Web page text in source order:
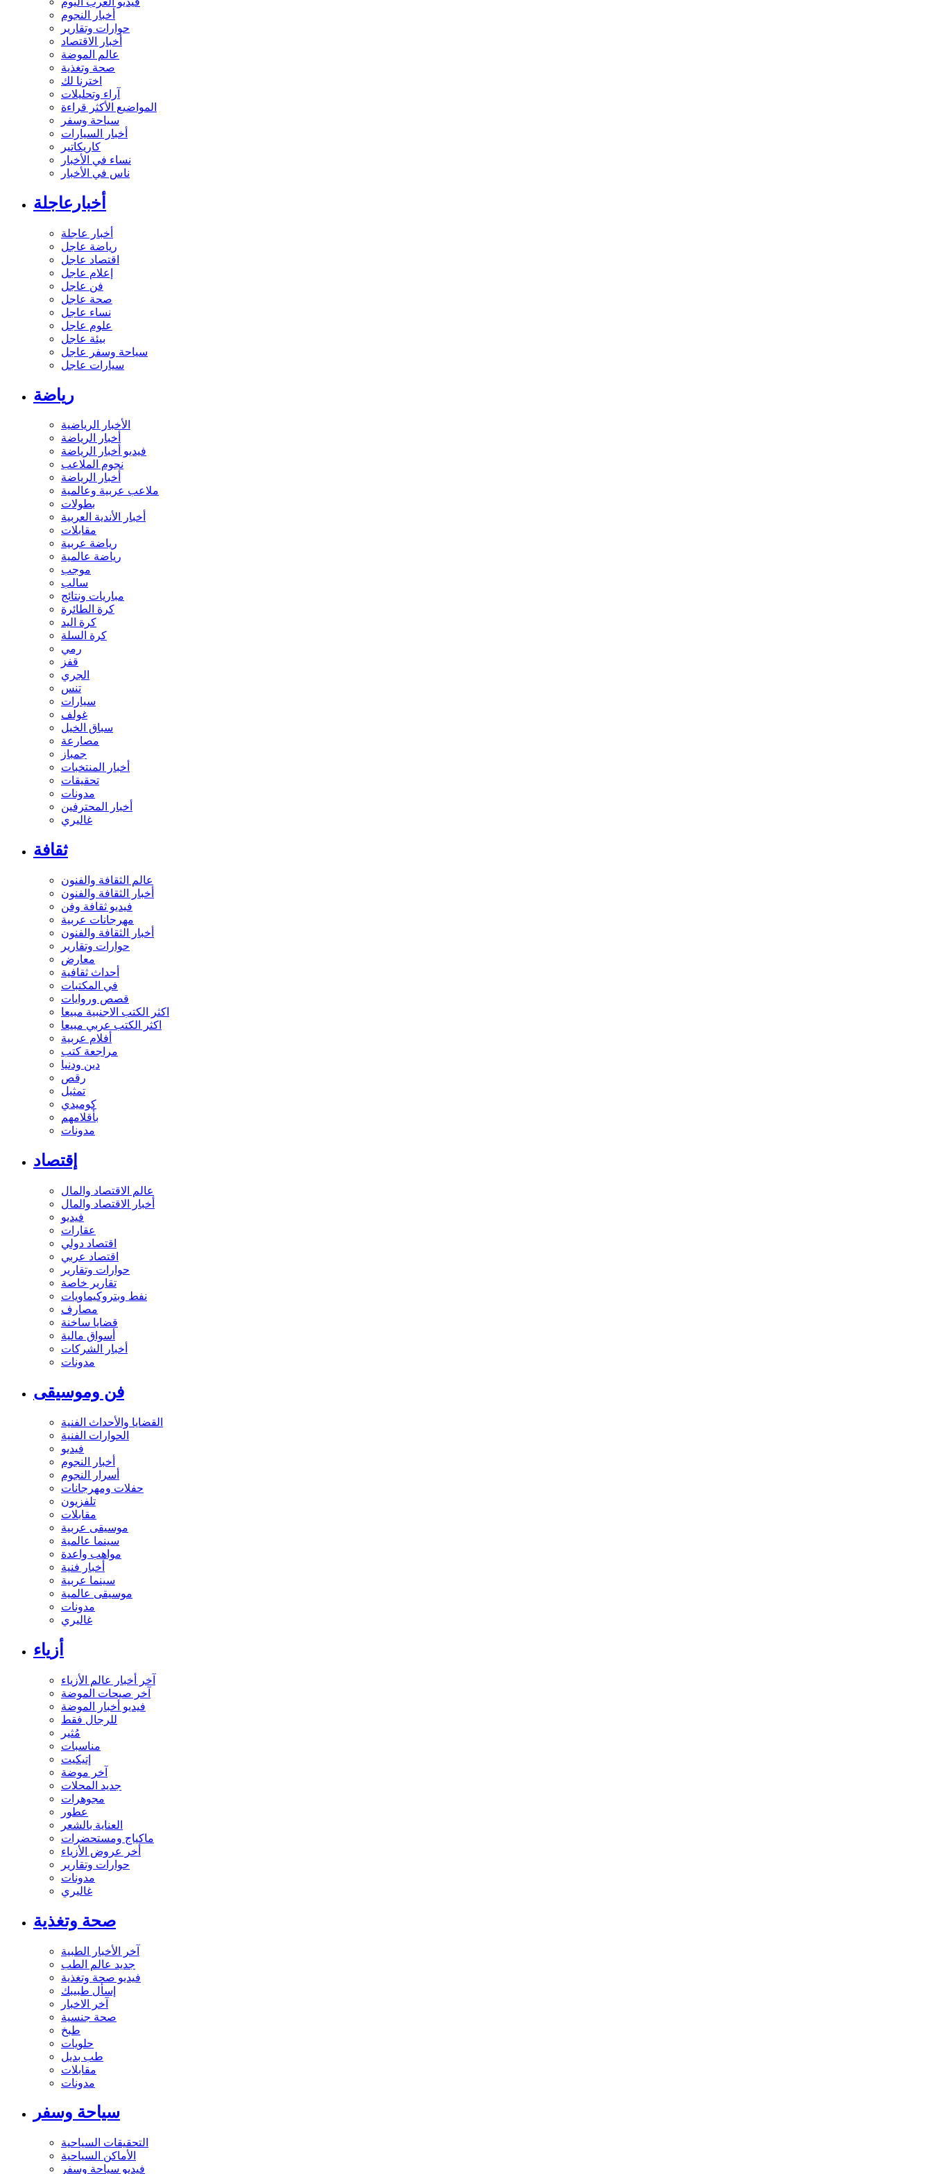
أخبار النجوم
حوارات وتقارير
أخبار الاقتصاد
عالم الموضة
صحة وتغذية
اخترنا لك
آراء وتحليلات
المواضيع الأكثر قراءة
سياحة وسفر
أخبار السيارات
كاريكاتير
نساء في الأخبار
ناس في الأخبار
أخبارعاجلة
أخبار عاجلة
رياضة عاجل
اقتصاد عاجل
إعلام عاجل
فن عاجل
صحة عاجل
نساء عاجل
علوم عاجل
بيئة عاجل
سياحة وسفر عاجل
سيارات عاجل
رياضة
الأخبار الرياضية
أخبار الرياضة
فيديو أخبار الرياضة
نجوم الملاعب
أخبار الرياضة
ملاعب عربية وعالمية
بطولات
أخبار الأندية العربية
مقابلات
رياضة عربية
رياضة عالمية
موجب
سالب
مباريات ونتائج
كرة الطائرة
كرة اليد
كرة السلة
رمي
قفز
الجري
تنس
سيارات
غولف
سباق الخيل
مصارعة
جمباز
أخبار المنتخبات
تحقيقات
مدونات
أخبار المحترفين
غاليري
ثقافة
عالم الثقافة والفنون
أخبار الثقافة والفنون
فيديو ثقافة وفن
مهرجانات عربية
أخبار الثقافة والفنون
حوارات وتقارير
معارض
أحداث ثقافية
في المكتبات
قصص وروايات
اكثر الكتب الاجنبية مبيعا
اكثر الكتب عربي مبيعا
أفلام عربية
مراجعة كتب
دين ودنيا
رقص
تمثيل
كوميدي
بأقلامهم
مدونات
إقتصاد
عالم الاقتصاد والمال
أخبار الاقتصاد والمال
فيديو
عقارات
اقتصاد دولي
اقتصاد عربي
حوارات وتقارير
تقارير خاصة
نفط وبتروكيماويات
مصارف
قضايا ساخنة
أسواق مالية
أخبار الشركات
مدونات
فن وموسيقى
القضايا والأحداث الفنية
الحوارات الفنية
فيديو
أخبار النجوم
أسرار النجوم
حفلات ومهرجانات
تلفزيون
مقابلات
موسيقى عربية
سينما عالمية
مواهب واعدة
أخبار فنية
سينما عربية
موسيقى عالمية
مدونات
غاليري
أزياء
آخر أخبار عالم الأزياء
آخر صيحات الموضة
فيديو أخبار الموضة
للرجال فقط
مُثير
مناسبات
إتيكيت
آخر موضة
جديد المحلات
مجوهرات
عطور
العناية بالشعر
ماكياج ومستحضرات
أخر عروض الأزياء
حوارات وتقارير
مدونات
غاليري
صحة وتغذية
آخر الأخبار الطبية
جديد عالم الطب
فيديو صحة وتغذية
إسأل طبيبك
آخر الاخبار
صحة جنسية
طبخ
حلويات
طب بديل
مقابلات
مدونات
سياحة وسفر
التحقيقات السياحية
الأماكن السياحية
فيديو سياحة وسفر